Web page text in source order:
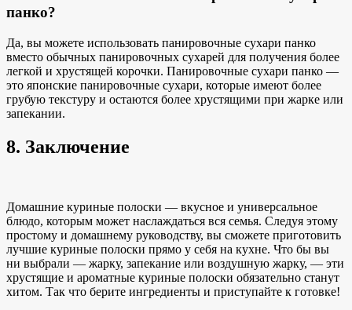
панко?
Да, вы можете использовать панировочные сухари панко
вместо обычных панировочных сухарей для получения более
легкой и хрустящей корочки. Панировочные сухари панко —
это японские панировочные сухари, которые имеют более
грубую текстуру и остаются более хрустящими при жарке или
запекании.
8. Заключение
Домашние куриные полоски — вкусное и универсальное
блюдо, которым может наслаждаться вся семья. Следуя этому
простому и домашнему руководству, вы сможете приготовить
лучшие куриные полоски прямо у себя на кухне. Что бы вы
ни выбрали — жарку, запекание или воздушную жарку, — эти
хрустящие и ароматные куриные полоски обязательно станут
хитом. Так что берите ингредиенты и приступайте к готовке!